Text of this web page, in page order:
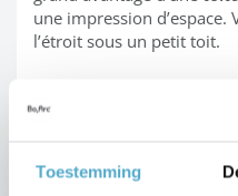
Toestemming
une impression d’espace.
l’étroit sous un petit toit.
en mesure de concevoir